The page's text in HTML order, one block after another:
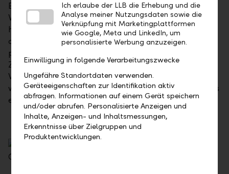
Erfolg anstrebt, braucht eine kluge und weitsichtige
Vermögensplanung. Ein breit gestreutes Portfolio
hilft dabei, Risiken zu minimieren und Rückenwind
optimal zu nutzen. Ihre Strategie sollte zu Ihnen
passen. Zu Ihrer Risikobereitschaft und zu Ihren
Zielen. Auch wenn der Weg mal anstrengender wird.
Wer seine Kräfte gut verteilt, bleibt in Balance. Denn
wer sein Vermögen breit streut, sorgt auch dafür, dass
ein Fehltritt weniger stark ins Gewicht fällt.
Ich erlaube der LLB die Erhebung und die
Analyse meiner Nutzungsdaten sowie die
Verknüpfung mit Marketingplattformen
wie Google, Meta und LinkedIn, um
personalisierte Werbung anzuzeigen.
Einwilligung in folgende Verarbeitungszwecke
Ungefähre Standortdaten verwenden.
Geräteeigenschaften zur Identifikation aktiv
abfragen. Informationen auf einem Gerät speichern
und/oder abrufen. Personalisierte Anzeigen und
Inhalte, Anzeigen- und Inhaltsmessungen,
Erkenntnisse über Zielgruppen und
Produktentwicklungen.